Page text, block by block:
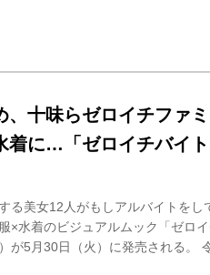
、十味らゼロイチファ
着に…「ゼロイチバイ
る美女12人がもしアルバイトを
×水着のビジュアルムック「ゼロ
が5月30日（火）に発売される。